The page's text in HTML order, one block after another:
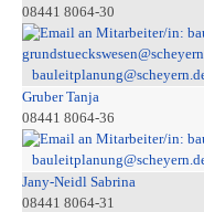
08441 8064-30
Gruber Tanja
08441 8064-36
Jany-Neidl Sabrina
08441 8064-31